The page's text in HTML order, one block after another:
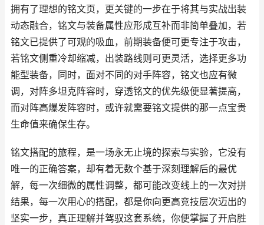
拥有了理想的铭文页，更关键的一步在于将其与实战出装
动态融合，铭文与装备属性应形成互补而非简单叠加，若
铭文已提供了可观的吸血，前期装备便可更专注于攻击，
若铭文侧重冷却缩减，出装路线则可更灵活，选择更多功
能型装备，同时，面对不同的对手阵容，铭文也应有微
调，对阵多坦克阵容时，穿透铭文的优先级便显著提高，
而对阵高爆发阵容时，或许就需要铭文提供的那一点宝贵
生命值来确保生存。
铭文搭配的旅程，是一场永无止境的探索与实验，它没有
唯一的正确答案，却有着无数个基于深刻理解后的最优
解，每一次细微的属性调整，都可能改变线上的一次对拼
结果，每一次用心的搭配，都是你向更高竞技层次迈出的
坚实一步，真正理解并驾驭这套系统，你便掌握了开启胜